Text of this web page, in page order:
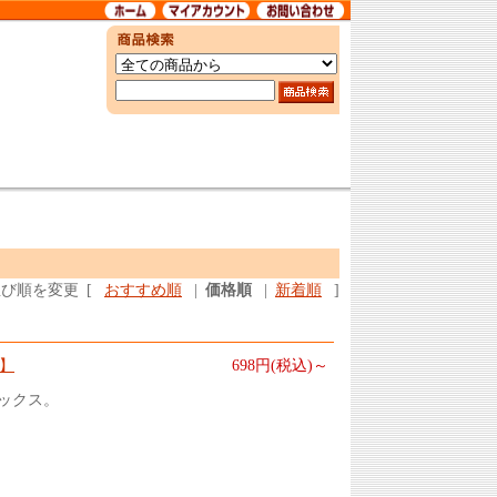
順を変更 [ おすすめ順 価格順 新着順 ]
698円(税込)～
クス。